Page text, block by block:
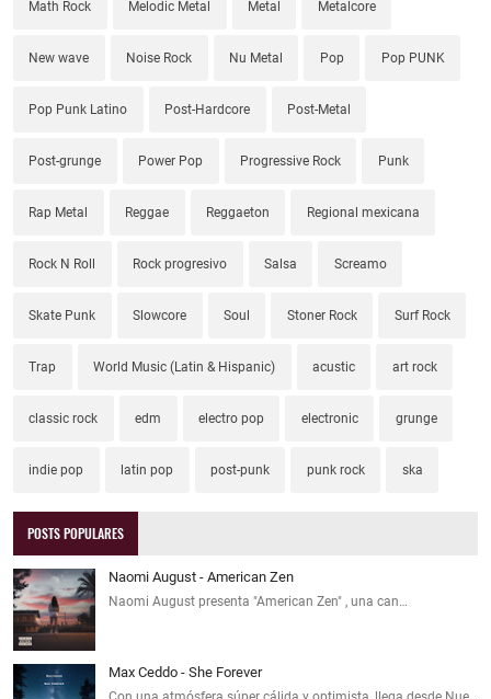
Math Rock Melodic Metal Metal Metalcore
New wave Noise Rock Nu Metal Pop Pop PUNK
Pop Punk Latino Post-Hardcore Post-Metal
Post-grunge Power Pop Progressive Rock Punk
Rap Metal Reggae Reggaeton Regional mexicana
Rock N Roll Rock progresivo Salsa Screamo
Skate Punk Slowcore Soul Stoner Rock Surf Rock
Trap World Music (Latin & Hispanic) acustic art rock
classic rock edm electro pop electronic grunge
indie pop latin pop post-punk punk rock ska
POSTS POPULARES
Naomi August - American Zen
Naomi August presenta "American Zen" , una can…
Max Ceddo - She Forever